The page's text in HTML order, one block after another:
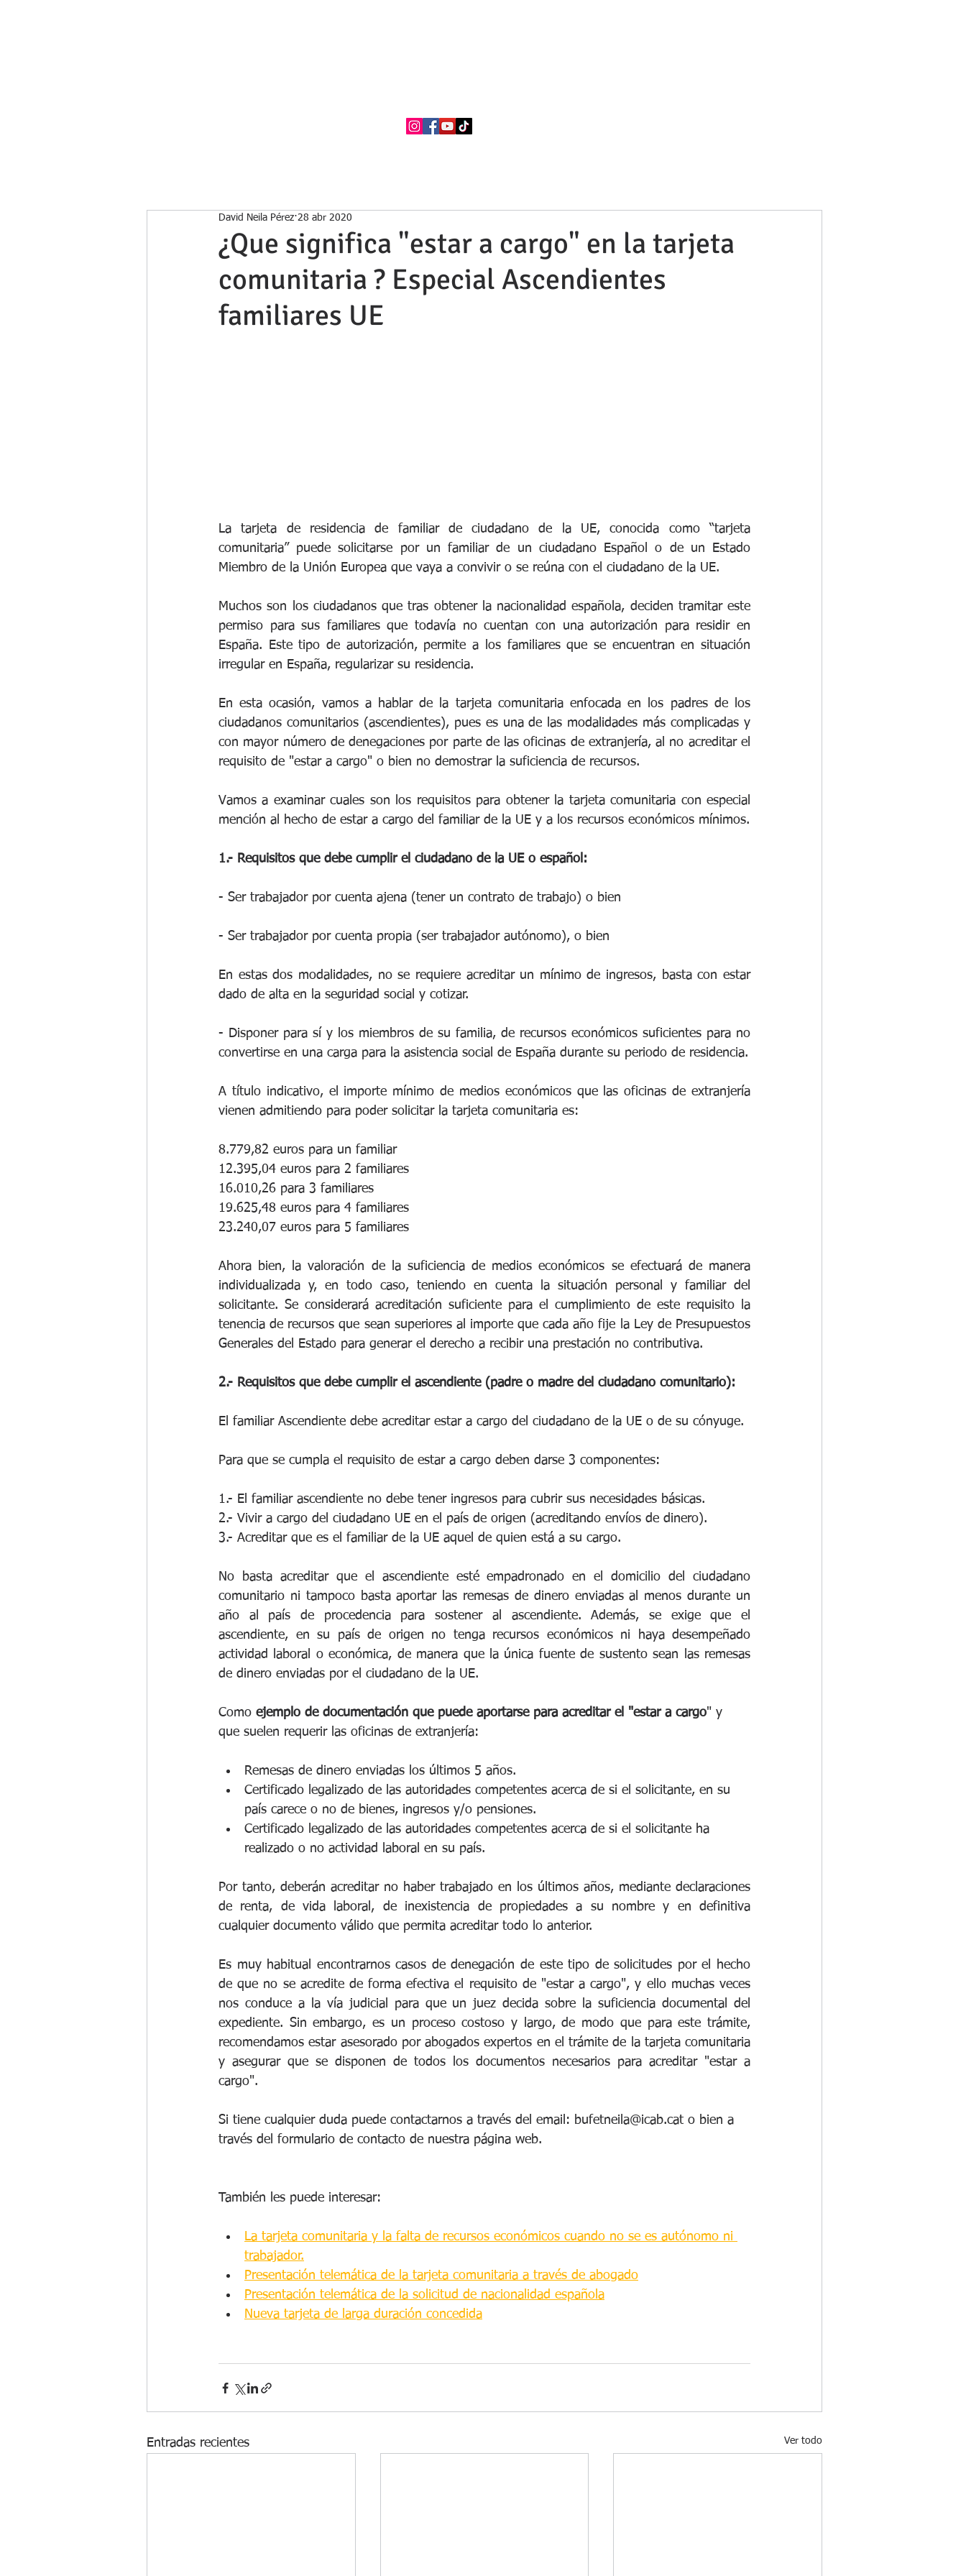
¿Que significa "estar a cargo" en la tarjeta
comunitaria ? Especial Ascendientes
familiares UE
David Neila Pérez 28 abr 2020
La tarjeta de residencia de familiar de ciudadano de la UE, conocida como “tarjeta
comunitaria” puede solicitarse por un familiar de un ciudadano Español o de un Estado
Miembro de la Unión Europea que vaya a convivir o se reúna con el ciudadano de la UE.
Muchos son los ciudadanos que tras obtener la nacionalidad española, deciden tramitar este
permiso para sus familiares que todavía no cuentan con una autorización para residir en
España. Este tipo de autorización, permite a los familiares que se encuentran en situación
irregular en España, regularizar su residencia.
En esta ocasión, vamos a hablar de la tarjeta comunitaria enfocada en los padres de los
ciudadanos comunitarios (ascendientes), pues es una de las modalidades más complicadas y
con mayor número de denegaciones por parte de las oficinas de extranjería, al no acreditar el
requisito de "estar a cargo" o bien no demostrar la suficiencia de recursos.
Vamos a examinar cuales son los requisitos para obtener la tarjeta comunitaria con especial
mención al hecho de estar a cargo del familiar de la UE y a los recursos económicos mínimos.
1.- Requisitos que debe cumplir el ciudadano de la UE o español:
- Ser trabajador por cuenta ajena (tener un contrato de trabajo) o bien
- Ser trabajador por cuenta propia (ser trabajador autónomo), o bien
En estas dos modalidades, no se requiere acreditar un mínimo de ingresos, basta con estar
dado de alta en la seguridad social y cotizar.
- Disponer para sí y los miembros de su familia, de recursos económicos suficientes para no
A título indicativo, el importe mínimo de medios económicos que las oficinas de extranjería
vienen admitiendo para poder solicitar la tarjeta comunitaria es:
8.779,82 euros para un familiar
12.395,04 euros para 2 familiares
16.010,26 para 3 familiares
19.625,48 euros para 4 familiares
23.240,07 euros para 5 familiares
Ahora bien, la valoración de la suficiencia de medios económicos se efectuará de manera
individualizada y, en todo caso, teniendo en cuenta la situación personal y familiar del
solicitante. Se considerará acreditación suficiente para el cumplimiento de este requisito la
tenencia de recursos que sean superiores al importe que cada año fije la Ley de Presupuestos
Generales del Estado para generar el derecho a recibir una prestación no contributiva.
2.- Requisitos que debe cumplir el ascendiente (padre o madre del ciudadano comunitario):
El familiar Ascendiente debe acreditar estar a cargo del ciudadano de la UE o de su cónyuge.
Para que se cumpla el requisito de estar a cargo deben darse 3 componentes:
1.- El familiar ascendiente no debe tener ingresos para cubrir sus necesidades básicas.
2.- Vivir a cargo del ciudadano UE en el país de origen (acreditando envíos de dinero).
3.- Acreditar que es el familiar de la UE aquel de quien está a su cargo.
No basta acreditar que el ascendiente esté empadronado en el domicilio del ciudadano
comunitario ni tampoco basta aportar las remesas de dinero enviadas al menos durante un
año al país de procedencia para sostener al ascendiente. Además, se exige que el
ascendiente, en su país de origen no tenga recursos económicos ni haya desempeñado
actividad laboral o económica, de manera que la única fuente de sustento sean las remesas
de dinero enviadas por el ciudadano de la UE.
Como ejemplo de documentación que puede aportarse para acreditar el "estar a cargo" y
que suelen requerir las oficinas de extranjería:
Remesas de dinero enviadas los últimos 5 años.
Certificado legalizado de las autoridades competentes acerca de si el solicitante, en su
país carece o no de bienes, ingresos y/o pensiones.
Certificado legalizado de las autoridades competentes acerca de si el solicitante ha
realizado o no actividad laboral en su país.
Por tanto, deberán acreditar no haber trabajado en los últimos años, mediante declaraciones
de renta, de vida laboral, de inexistencia de propiedades a su nombre y en definitiva
cualquier documento válido que permita acreditar todo lo anterior.
Es muy habitual encontrarnos casos de denegación de este tipo de solicitudes por el hecho
de que no se acredite de forma efectiva el requisito de "estar a cargo", y ello muchas veces
nos conduce a la vía judicial para que un juez decida sobre la suficiencia documental del
expediente. Sin embargo, es un proceso costoso y largo, de modo que para este trámite,
recomendamos estar asesorado por abogados expertos en el trámite de la tarjeta comunitaria
y asegurar que se disponen de todos los documentos necesarios para acreditar "estar a
cargo".
Si tiene cualquier duda puede contactarnos a través del email: bufetneila@icab.cat o bien a
través del formulario de contacto de nuestra página web.
También les puede interesar:
La tarjeta comunitaria y la falta de recursos económicos cuando no se es autónomo ni
trabajador.
Presentación telemática de la tarjeta comunitaria a través de abogado
Presentación telemática de la solicitud de nacionalidad española
Nueva tarjeta de larga duración concedida
Entradas recientes Ver todo